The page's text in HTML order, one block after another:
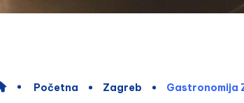
Početna Zagreb Gastronomija